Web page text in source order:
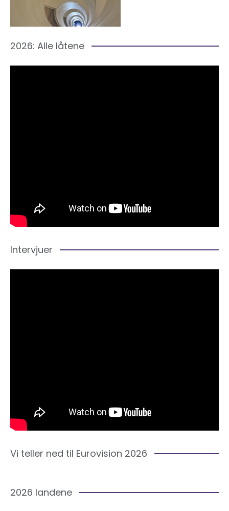
2026: Alle låtene
Intervjuer
Vi teller ned til Eurovision 2026
2026 landene